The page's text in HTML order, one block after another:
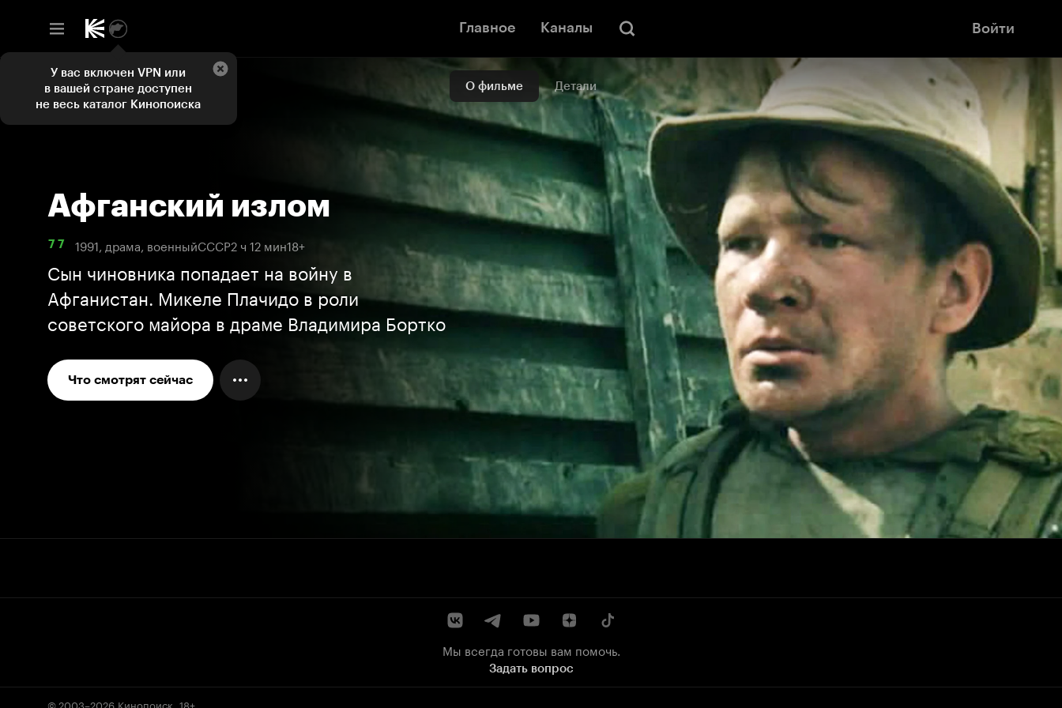
Главное Каналы Войти
О фильме Детали
Афганский излом
7 7 1991, драма, военныйСССР2 ч 12 мин18+
Сын чиновника попадает на войну в
Афганистан. Микеле Плачидо в роли
советского майора в драме Владимира Бортко
Что смотрят сейчас
Мы всегда готовы вам помочь.
Задать вопрос
© 2003–2026 Кинопоиск 18+
У вас включен VPN или
в вашей стране доступен
не весь каталог Кинопоиска